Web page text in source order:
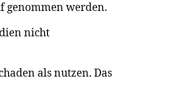
genommen werden.
nicht
als nutzen. Das